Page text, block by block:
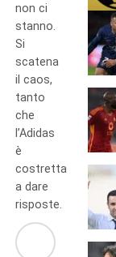
non ci
stanno.
Si
scatena
il caos,
tanto
che
l’Adidas
è
costretta
a dare
risposte.